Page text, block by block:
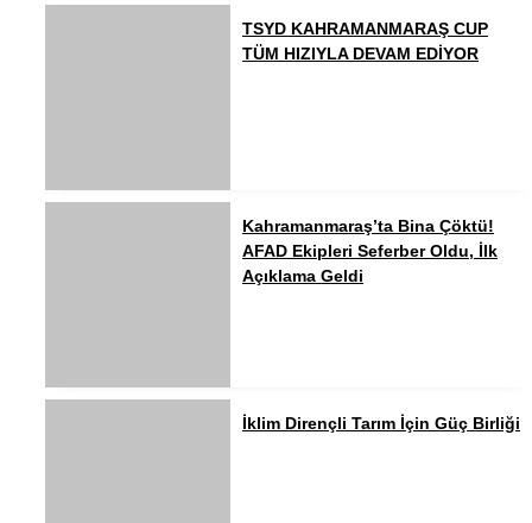
TSYD KAHRAMANMARAŞ CUP
TÜM HIZIYLA DEVAM EDİYOR
Kahramanmaraş’ta Bina Çöktü!
AFAD Ekipleri Seferber Oldu, İlk
Açıklama Geldi
İklim Dirençli Tarım İçin Güç Birliği